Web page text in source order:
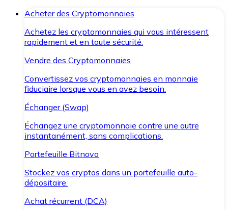
Acheter des Cryptomonnaies
Achetez les cryptomonnaies qui vous intéressent
rapidement et en toute sécurité.
Vendre des Cryptomonnaies
Convertissez vos cryptomonnaies en monnaie
fiduciaire lorsque vous en avez besoin.
Échanger (Swap)
Échangez une cryptomonnaie contre une autre
instantanément, sans complications.
Portefeuille Bitnovo
Stockez vos cryptos dans un portefeuille auto-
dépositaire.
Achat récurrent (DCA)